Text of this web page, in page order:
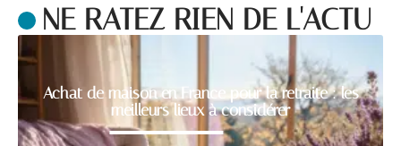
NE RATEZ RIEN DE L'ACTU
Achat de maison en France pour la retraite : les
meilleurs lieux à considérer